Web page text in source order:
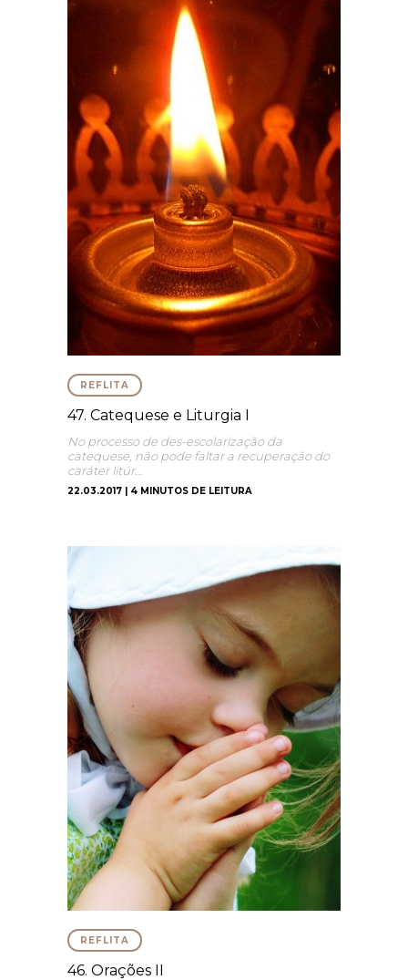
REFLITA
47. Catequese e Liturgia I
No processo de des-escolarização da
catequese, não pode faltar a recuperação do
caráter litúr…
22.03.2017 | 4 MINUTOS DE LEITURA
REFLITA
46. Orações II